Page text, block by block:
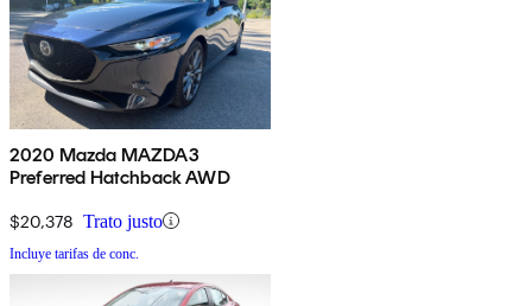
2020 Mazda MAZDA3
Preferred Hatchback AWD
$20,378 Trato justo
Incluye tarifas de conc.